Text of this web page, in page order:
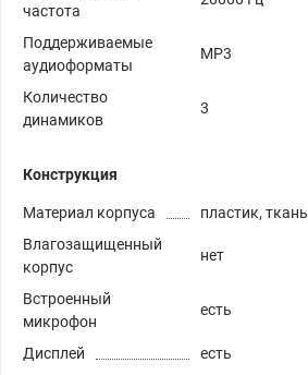
частота
Поддерживаемые
аудиоформаты
MP3
Количество
динамиков
3
Конструкция
Материал корпуса
пластик, ткань
Влагозащищенный
корпус
нет
Встроенный
микрофон
есть
Дисплей
есть